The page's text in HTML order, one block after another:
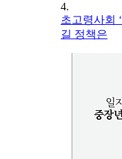
4.
초고령사회
길 정책은